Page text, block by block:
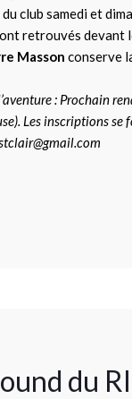
club samedi et
retrouvés devant
Masson conserve
: Prochain
Les inscriptions
du